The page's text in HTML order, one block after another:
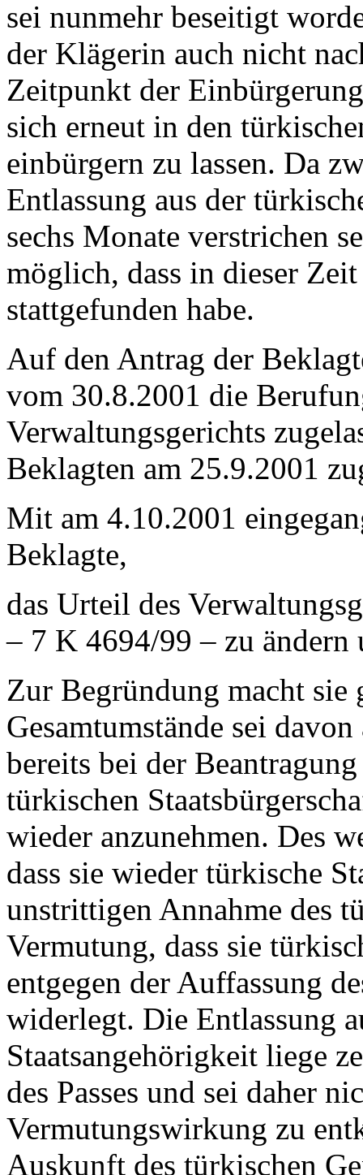
sei nunmehr beseitigt
der Klägerin auch nicht
Zeitpunkt der
sich erneut in den
einbürgern zu lassen. Da
Entlassung aus der
sechs Monate verstrichen
möglich, dass in dieser
stattgefunden habe.
Auf den Antrag der
vom 30.8.2001 die
Verwaltungsgerichts
Beklagten am 25.9.2001
Mit am 4.10.2001
Beklagte,
das Urteil des
– 7 K 4694/99 – zu ändern
Zur Begründung macht
Gesamtumstände sei
bereits bei der
türkischen
wieder anzunehmen. Des
dass sie wieder türkische
unstrittigen Annahme des
Vermutung, dass sie
entgegen der Auffassung
widerlegt. Die Entlassung
Staatsangehörigkeit liege
des Passes und sei daher
Vermutungswirkung zu
Auskunft des türkischen